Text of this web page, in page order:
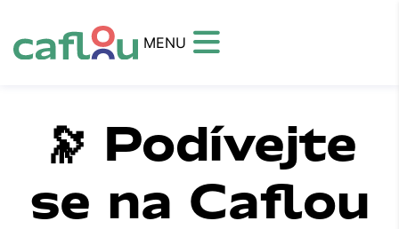
MENU
🔭 Podívejte
se na Caflou